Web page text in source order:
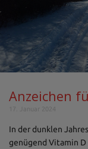
Anzeichen
In der dunklen
genügend Vitamin D